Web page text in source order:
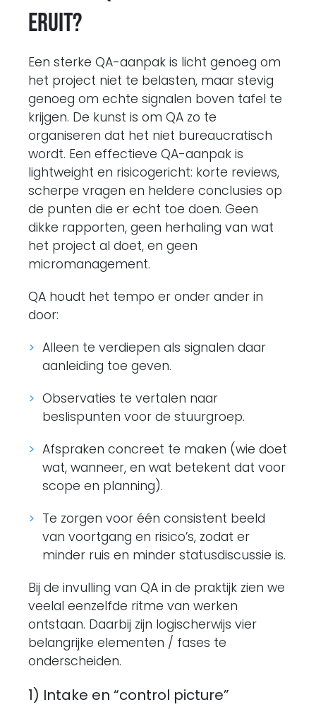
eruit?
Een sterke QA-aanpak is licht genoeg om
het project niet te belasten, maar stevig
genoeg om echte signalen boven tafel te
krijgen. De kunst is om QA zo te
organiseren dat het niet bureaucratisch
wordt. Een effectieve QA-aanpak is
lightweight en risicogericht: korte reviews,
scherpe vragen en heldere conclusies op
de punten die er echt toe doen. Geen
dikke rapporten, geen herhaling van wat
het project al doet, en geen
micromanagement.
QA houdt het tempo er onder ander in
door:
Alleen te verdiepen als signalen daar
aanleiding toe geven.
Observaties te vertalen naar
beslispunten voor de stuurgroep.
Afspraken concreet te maken (wie doet
wat, wanneer, en wat betekent dat voor
scope en planning).
Te zorgen voor één consistent beeld
van voortgang en risico’s, zodat er
minder ruis en minder statusdiscussie is.
Bij de invulling van QA in de praktijk zien we
veelal eenzelfde ritme van werken
ontstaan. Daarbij zijn logischerwijs vier
belangrijke elementen / fases te
onderscheiden.
1) Intake en “control picture”